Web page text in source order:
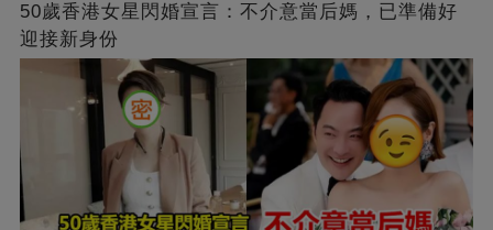
50歲香港女星閃婚宣言：不介意當后媽，已準備好
迎接新身份